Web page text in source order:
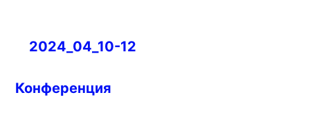
Навигация
записям
2024_04_10-12
Конференция